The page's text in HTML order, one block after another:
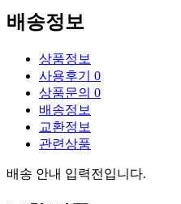
배송정보
상품정보
사용후기 0
상품문의 0
배송정보
교환정보
관련상품
배송 안내 입력전입니다.